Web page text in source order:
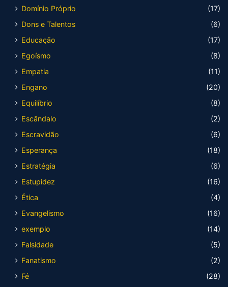
Domínio Próprio
(17)
Dons e Talentos
(6)
Educação
(17)
Egoísmo
(8)
Empatia
(11)
Engano
(20)
Equilíbrio
(8)
Escândalo
(2)
Escravidão
(6)
Esperança
(18)
Estratégia
(6)
Estupidez
(16)
Ética
(4)
Evangelismo
(16)
exemplo
(14)
Falsidade
(5)
Fanatismo
(2)
Fé
(28)